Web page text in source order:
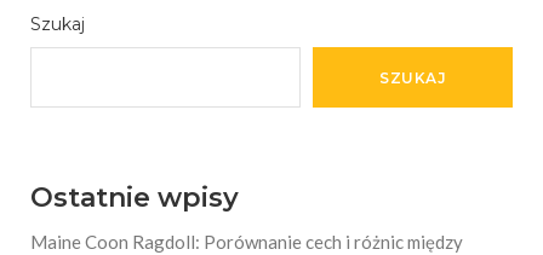
Szukaj
SZUKAJ
Ostatnie wpisy
Maine Coon Ragdoll: Porównanie cech i różnic między